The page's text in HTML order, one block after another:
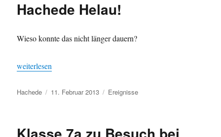
Hachede Helau!
Wieso konnte das nicht länger dauern?
„Hachede Helau!“
weiterlesen
Autor
Hachede
Veröffentlicht
11. Februar 2013 Kategorien
Ereignisse